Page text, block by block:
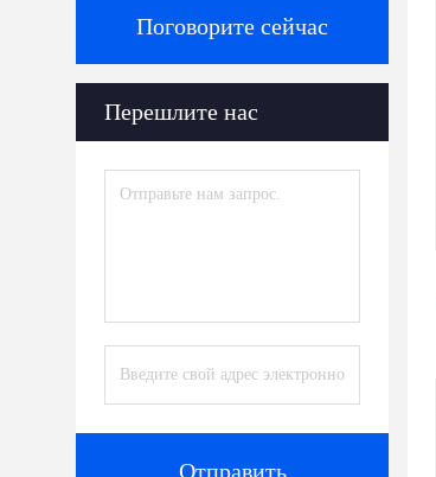
Поговорите сейчас
Перешлите нас
Отправить